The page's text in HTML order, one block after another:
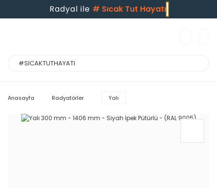
Radyal ile # Sıcak Tut Hayatı
Anasayfa Radyatörler Yalı